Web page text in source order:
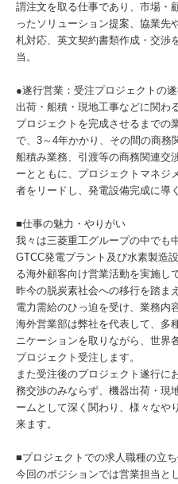
謂注文を取る仕事であり、市場・
ったソリューション提案、協業先
札対応、英文契約書類作成・交渉
当。
●遂行営業：受注プロジェクトの
出荷・船積・現地工事などに関わ
プロジェクトを完成させるまでの
で、3～4年かかり、その間の商務
船積み業務、引渡等の商務関連交
ーとともに、プロジェクトマネジ
者をリードし、発電設備完成に導く
■仕事の魅力・やりがい
我々は三菱重工グループの中でも
GTCC発電プラント及び水素製造
る海外顧客向け営業活動を実施し
昨今の脱炭素社会への移行を踏ま
電力需給のひっ迫を受け、業務内
海外営業部は弊社を代表して、多
ニケーションを取りながら、世界
プロジェクト受注します。
また受注後のプロジェクト遂行に
務交渉のみならず、機器出荷・現
ームとして深く関わり、様々なや
来ます。
■プロジェクトでの求人職種の立
今回のポジションでは営業担当と